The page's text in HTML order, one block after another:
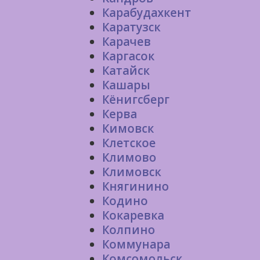
Карабудахкент
Каратузск
Карачев
Каргасок
Катайск
Кашары
Кёнигсберг
Керва
Кимовск
Клетское
Климово
Климовск
Княгинино
Кодино
Кокаревка
Колпино
Коммунара